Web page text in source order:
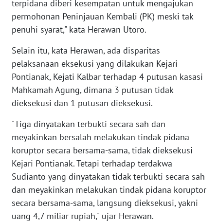
terpidana diberi kesempatan untuk mengajukan
permohonan Peninjauan Kembali (PK) meski tak
penuhi syarat," kata Herawan Utoro.
Selain itu, kata Herawan, ada disparitas
pelaksanaan eksekusi yang dilakukan Kejari
Pontianak, Kejati Kalbar terhadap 4 putusan kasasi
Mahkamah Agung, dimana 3 putusan tidak
dieksekusi dan 1 putusan dieksekusi.
"Tiga dinyatakan terbukti secara sah dan
meyakinkan bersalah melakukan tindak pidana
koruptor secara bersama-sama, tidak dieksekusi
Kejari Pontianak. Tetapi terhadap terdakwa
Sudianto yang dinyatakan tidak terbukti secara sah
dan meyakinkan melakukan tindak pidana koruptor
secara bersama-sama, langsung dieksekusi, yakni
uang 4,7 miliar rupiah," ujar Herawan.
KALTARA
WN
KALSEL
WN
KALTIM
WN
SULSEL
WN
GORONTALO
WN
SULUT